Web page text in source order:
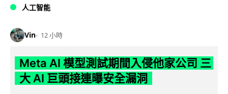
人工智能
Vin 12 小時
Meta AI 模型測試期間入侵他家公司 三
大 AI 巨頭接連曝安全漏洞